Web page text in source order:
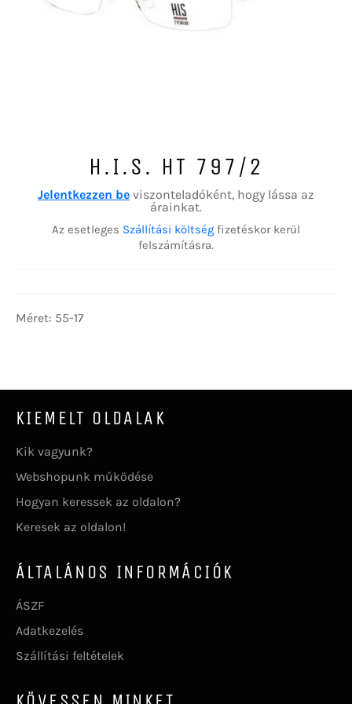
H.I.S. HT 797/2
Jelentkezzen be viszonteladóként, hogy lássa az
árainkat.
Az esetleges Szállítási költség fizetéskor kerül
felszámításra.
Méret: 55-17
KIEMELT OLDALAK
Kik vagyunk?
Webshopunk működése
Hogyan keressek az oldalon?
Keresek az oldalon!
ÁLTALÁNOS INFORMÁCIÓK
ÁSZF
Adatkezelés
Szállítási feltételek